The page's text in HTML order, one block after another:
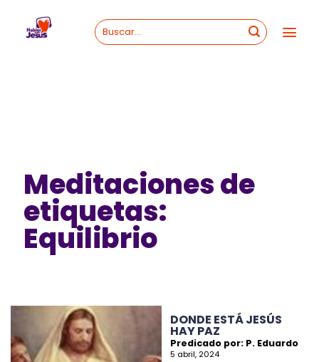
content
Meditaciones de
etiquetas:
Equilibrio
DONDE ESTÁ JESÚS
HAY PAZ
Predicado por: P. Eduardo
5 abril, 2024